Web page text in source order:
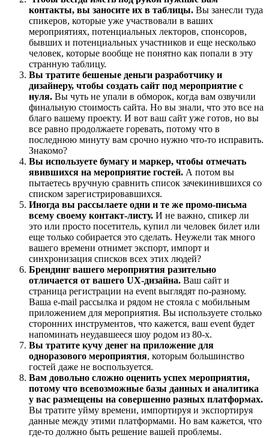
контакты, вы заносите их в таблицы. Вы занесли туда
спикеров, которые уже участвовали в ваших
мероприятиях, потенциальных лекторов, спонсоров,
бывших и потенциальных участников и еще несколько
человек, которые вообще не понятно как попали в эту
странную таблицу.
Вы тратите бешеные деньги разработчику и
дизайнеру, чтобы создать сайт под мероприятие с
нуля. Вы чуть не упали в обморок, когда вам озвучили
финальную стоимость сайта. Но вы знали, что это все на
благо вашему проекту. И вот ваш сайт уже готов, но вы
все равно продолжаете горевать, потому что в
последнюю минуту вам срочно нужно что-то исправить.
Знакомо?
Вы используете бумагу и маркер, чтобы отмечать
явившихся на мероприятие гостей. А потом вы
пытаетесь вручную сравнить список зачекинившихся со
списком зарегистрировавшихся.
Иногда вы рассылаете одни и те же промо-письма
всему своему контакт-листу. И не важно, спикер ли
это или просто посетитель, купил ли человек билет или
еще только собирается это сделать. Неужели так много
вашего времени отнимет экспорт, импорт и
синхронизация списков всех этих людей?
Брендинг вашего мероприятия разительно
отличается от вашего UX-дизайна. Ваш сайт и
страница регистрации на event выглядят по-разному.
Ваша e-mail рассылка и рядом не стояла с мобильным
приложением для мероприятия. Вы используете столько
сторонних инструментов, что кажется, ваш event будет
напоминать неудавшееся шоу родом из 80-х.
Вы тратите кучу денег на приложение для
одноразового мероприятия, которым большинство
гостей даже не воспользуется.
Вам довольно сложно оценить успех мероприятия,
потому что всевозможные базы данных и аналитика
у вас размещены на совершенно разных платформах.
Вы тратите уйму времени, импортируя и экспортируя
данные между этими платформами. Но вам кажется, что
где-то должно быть решение вашей проблемы.